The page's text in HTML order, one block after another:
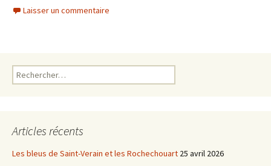
c
e
i
t
Laisser un commentaire
Rechercher :
Articles récents
Les bleus de Saint-Verain et les Rochechouart 25 avril 2026